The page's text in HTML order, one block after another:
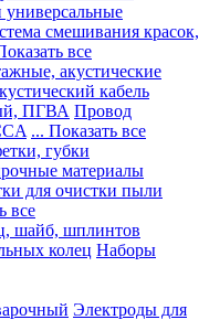
смешивания красок,
все
акустические
кабель
ПГВА Провод
... Показать все
губки
материалы
для очистки пыли
все
шайб, шплинтов
колец Наборы
Электроды для